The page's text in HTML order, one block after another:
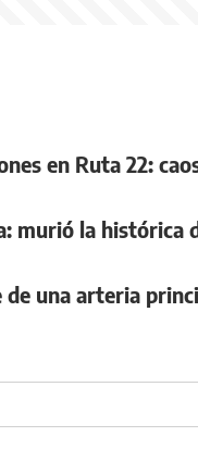
en Ruta 22:
murió la histórica
una arteria